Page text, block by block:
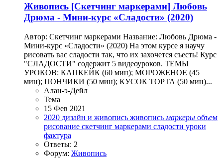
Живопись [Скетчинг маркерами] Любовь
Дрюма - Мини-курс «Сладости» (2020)
Автор: Скетчинг маркерами Название: Любовь Дрюма -
Мини-курс «Сладости» (2020) На этом курсе я научу
рисовать вас сладости так, что их захочется съесть! Курс
"СЛАДОСТИ" содержит 5 видеоуроков. ТЕМЫ
УРОКОВ: КАПКЕЙК (60 мин); МОРОЖЕНОЕ (45
мин); ПОНЧИКИ (50 мин); КУСОК ТОРТА (50 мин)...
Алан-э-Дейл
Тема
15 Фев 2021
2020 дизайн и живопись живопись маркеры объем
рисование скетчинг маркерами сладости уроки
фактура
Ответы: 2
Форум: Живопись